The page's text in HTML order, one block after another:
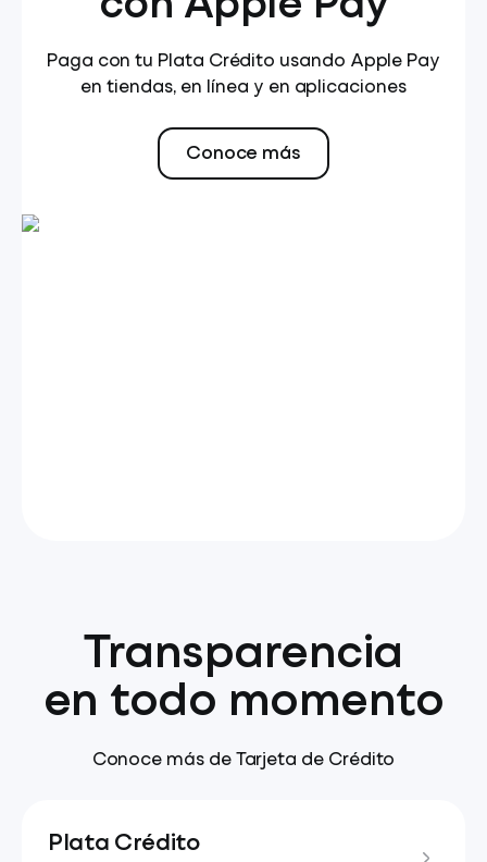
Paga con tu Plata Crédito usando Apple Pay
en tiendas, en línea y en aplicaciones
Conoce más
Transparencia
en todo momento
Conoce más de Tarjeta de Crédito
Plata Crédito